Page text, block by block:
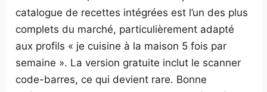
catalogue de recettes intégrées est l’un des plus
complets du marché, particulièrement adapté
aux profils « je cuisine à la maison 5 fois par
semaine ». La version gratuite inclut le scanner
code-barres, ce qui devient rare. Bonne